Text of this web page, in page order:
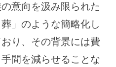
意向を汲み限られた
」のような簡略化し
り、その背景には費
間を減らせることな